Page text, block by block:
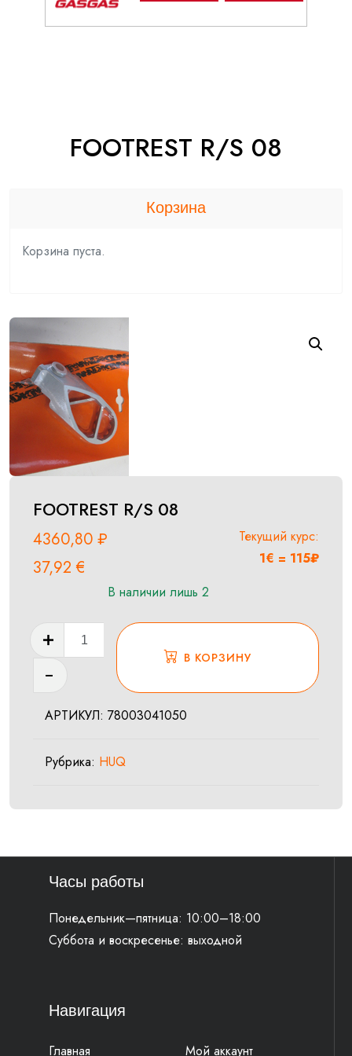
FOOTREST R/S 08
FOOTREST R/S 08
4360,80 ₽
37,92€
Текущий курс:
1€ = 115₽
В наличии лишь 2
Количество
товара
FOOTREST
08
В КОРЗИНУ
АРТИКУЛ: 78003041050
Рубрика: HUQ
Корзина
Корзина пуста.
Часы работы
Понедельник—пятница: 10:00–18:00
Суббота и воскресенье: выходной
Навигация
Главная Мой аккаунт